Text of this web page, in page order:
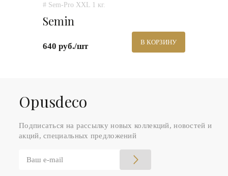
# Sem-Pro XXL 1 кг.
Semin
640 руб./шт В КОРЗИНУ
Оpusdeco
Подписаться на рассылку новых коллекций, новостей и
акций, специальных предложений